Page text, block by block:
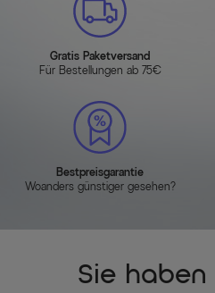
Gratis Paketversand
Für Bestellungen ab 75€
Bestpreisgarantie
Woanders günstiger gesehen?
Sie haben